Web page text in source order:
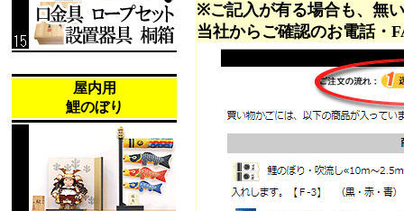
屋内用
鯉のぼり
※ご記入が有る場合も、無
当社からご確認のお電話・